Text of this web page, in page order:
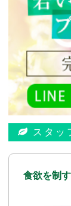
スタッ
食欲を制